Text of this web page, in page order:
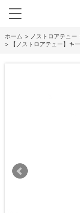
ホーム > ノストロアテュー
>
【ノストロアテュー】キ